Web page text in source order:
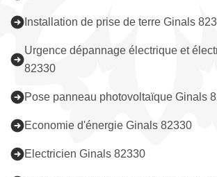
Installation de prise de terre Ginals
Urgence dépannage électrique et
82330
Pose panneau photovoltaïque Ginals
Economie d'énergie Ginals 82330
Electricien Ginals 82330